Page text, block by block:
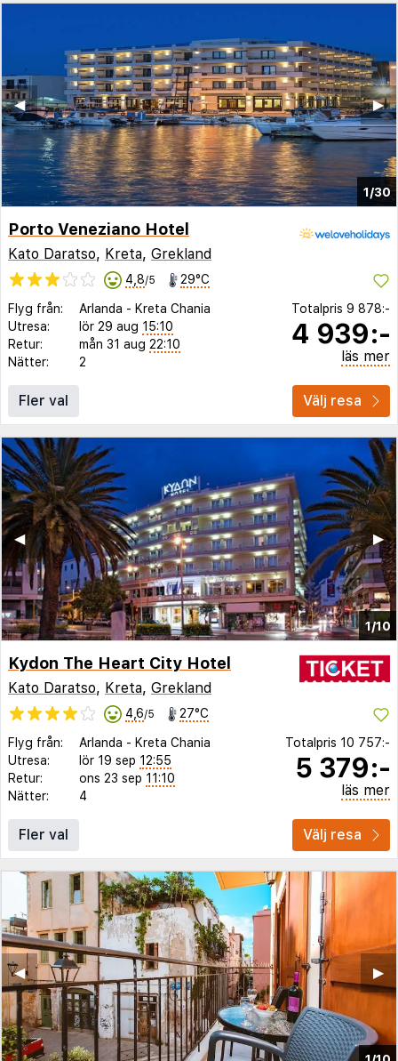
1/30
▶︎
◀︎
Porto Veneziano Hotel
Kato Daratso, Kreta, Grekland
4,8/5 29°C
Flyg från: Arlanda - Kreta Chania
Utresa:
lör 29 aug 15:10
Retur:
mån 31 aug 22:10
Nätter:
2
Totalpris 9 878:-
4 939:-
läs mer
Fler val Välj resa
1/10
▶︎
◀︎
Kydon The Heart City Hotel
Kato Daratso, Kreta, Grekland
4,6/5 27°C
Flyg från: Arlanda - Kreta Chania
Utresa:
lör 19 sep 12:55
Retur:
ons 23 sep 11:10
Nätter:
4
Totalpris 10 757:-
5 379:-
läs mer
Fler val Välj resa
▶︎
◀︎